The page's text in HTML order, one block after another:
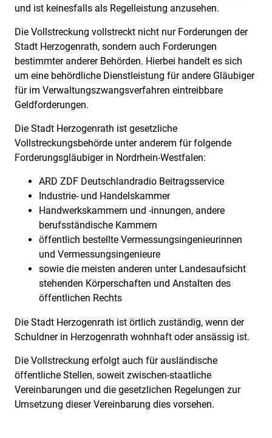
und ist keinesfalls als Regelleistung anzusehen.
Die Vollstreckung vollstreckt nicht nur Forderungen der
Stadt Herzogenrath, sondern auch Forderungen
bestimmter anderer Behörden. Hierbei handelt es sich
um eine behördliche Dienstleistung für andere Gläubiger
für im Verwaltungszwangsverfahren eintreibbare
Geldforderungen.
Die Stadt Herzogenrath ist gesetzliche
Vollstreckungsbehörde unter anderem für folgende
Forderungsgläubiger in Nordrhein-Westfalen:
ARD ZDF Deutschlandradio Beitragsservice
Industrie- und Handelskammer
Handwerkskammern und -innungen, andere
berufsständische Kammern
öffentlich bestellte Vermessungsingenieurinnen
und Vermessungsingenieure
sowie die meisten anderen unter Landesaufsicht
stehenden Körperschaften und Anstalten des
öffentlichen Rechts
Die Stadt Herzogenrath ist örtlich zuständig, wenn der
Schuldner in Herzogenrath wohnhaft oder ansässig ist.
Die Vollstreckung erfolgt auch für ausländische
öffentliche Stellen, soweit zwischen-staatliche
Vereinbarungen und die gesetzlichen Regelungen zur
Umsetzung dieser Vereinbarung dies vorsehen.